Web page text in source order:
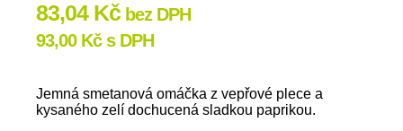
83,04 Kč bez DPH
93,00 Kčs DPH
Jemná smetanová omáčka z vepřové plece a
kysaného zelí dochucená sladkou paprikou.